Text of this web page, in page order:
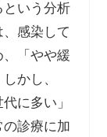
という分析
感染して
、「やや緩
かし、
に多い」
の診療に加